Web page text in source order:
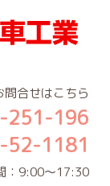
問合せはこちら
251-196
52-1181
：9:00～17:30